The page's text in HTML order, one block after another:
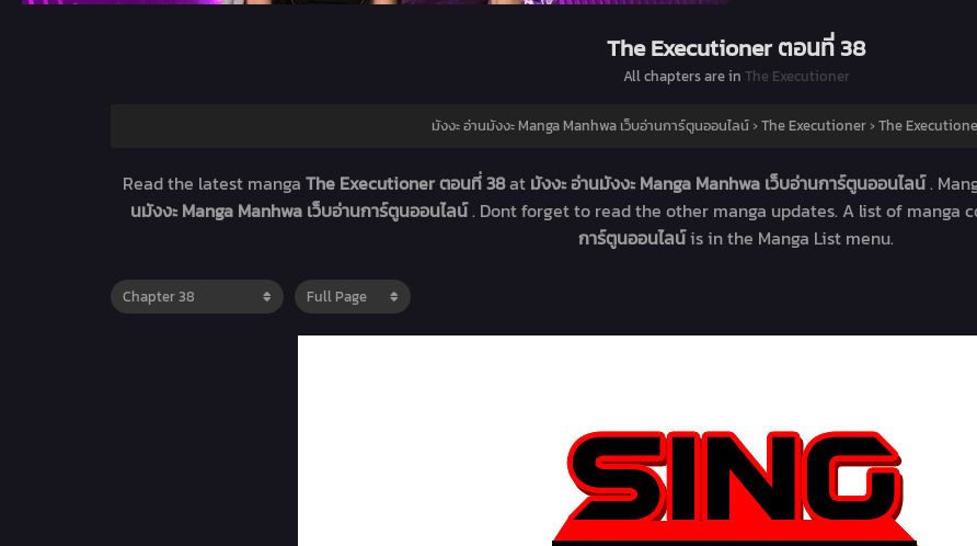
The Executioner ตอนที่ 38
All chapters are in The Executioner
มังงะ อ่านมังงะ Manga Manhwa เว็บอ่านการ์ตูนออนไลน์›The Executioner›The
Read the latest manga The Executioner ตอนที่ 38at มังงะ อ่านมังงะ Manga Manhwa เว็บอ่านการ์ตูนออนไลน์.
นมังงะ Manga Manhwa เว็บอ่านการ์ตูนออนไลน์. Dont forget to read the other manga updates. A list of manga
การ์ตูนออนไลน์is in the Manga List menu.